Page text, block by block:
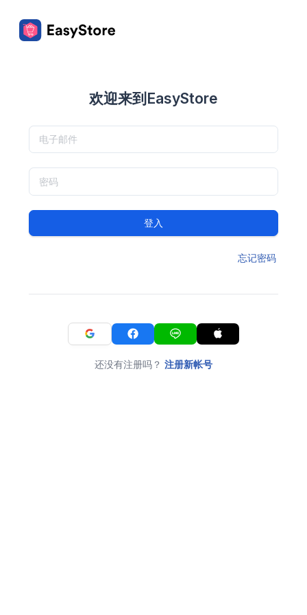
欢迎来到EasyStore
登入
忘记密码
还没有注册吗？ 注册新帐号